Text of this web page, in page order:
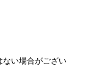
ない場合がござい